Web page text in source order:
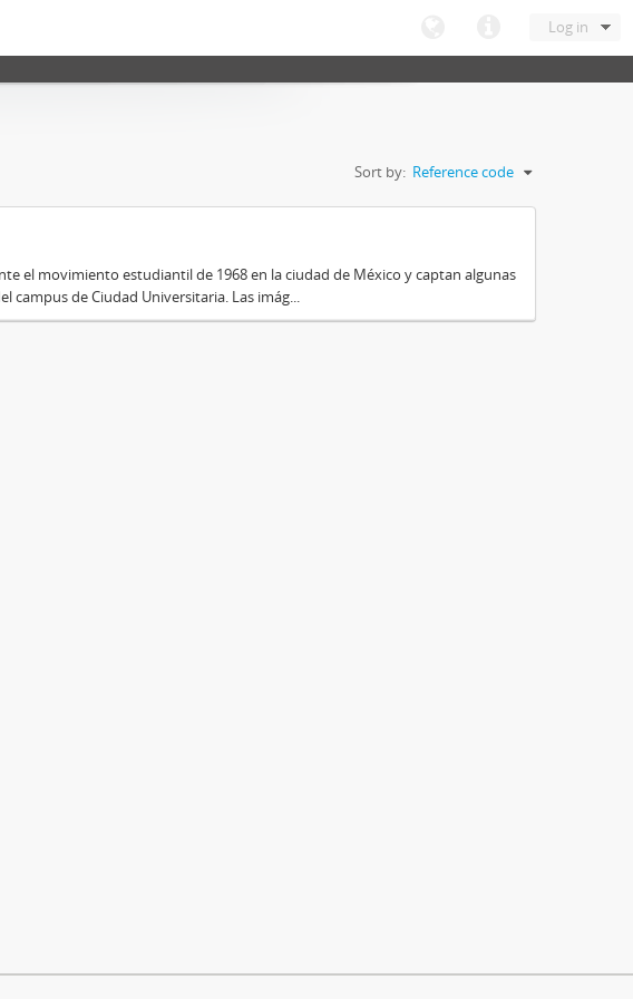
Log in
Sort by: Reference code
el movimiento estudiantil de 1968 en la ciudad de México y captan algunas
campus de Ciudad Universitaria. Las imág...